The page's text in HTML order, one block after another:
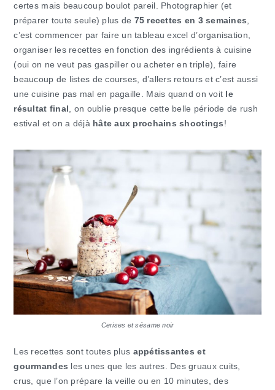
certes mais beaucoup boulot pareil. Photographier (et
préparer toute seule) plus de 75 recettes en 3 semaines
c’est commencer par faire un tableau excel d’organisation,
organiser les recettes en fonction des ingrédients à cuisine
(oui on ne veut pas gaspiller ou acheter en triple), faire
beaucoup de listes de courses, d’allers retours et c’est aussi
une cuisine pas mal en pagaille. Mais quand on voit le
résultat final
, on oublie presque cette belle période de rush
estival et on a déjà hâte aux prochains shootings !
Cerises et sésame noir
Les recettes sont toutes plus appétissantes et
gourmandes les unes que les autres. Des gruaux cuits,
crus, que l’on prépare la veille ou en 10 minutes, des